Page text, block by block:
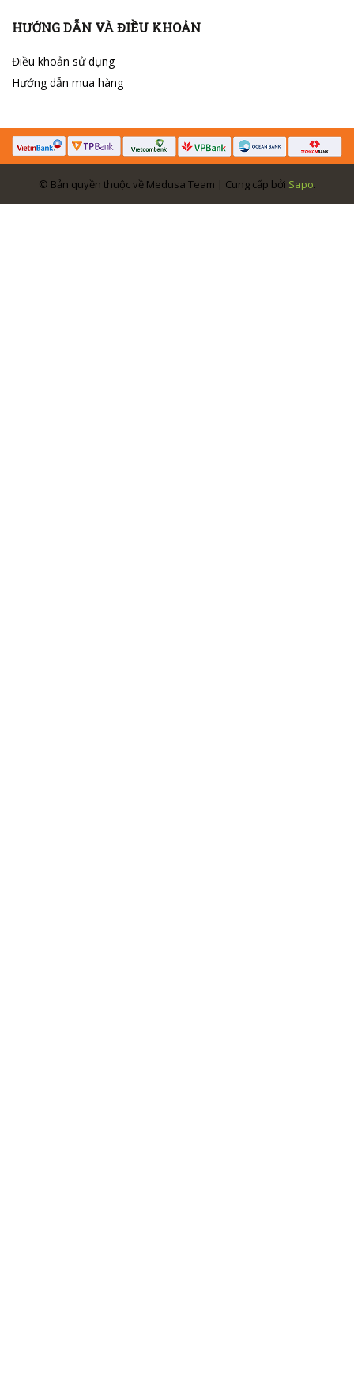
HƯỚNG DẪN VÀ ĐIỀU KHOẢN
Điều khoản sử dụng
Hướng dẫn mua hàng
© Bản quyền thuộc về Medusa Team | Cung cấp bởi Sapo.